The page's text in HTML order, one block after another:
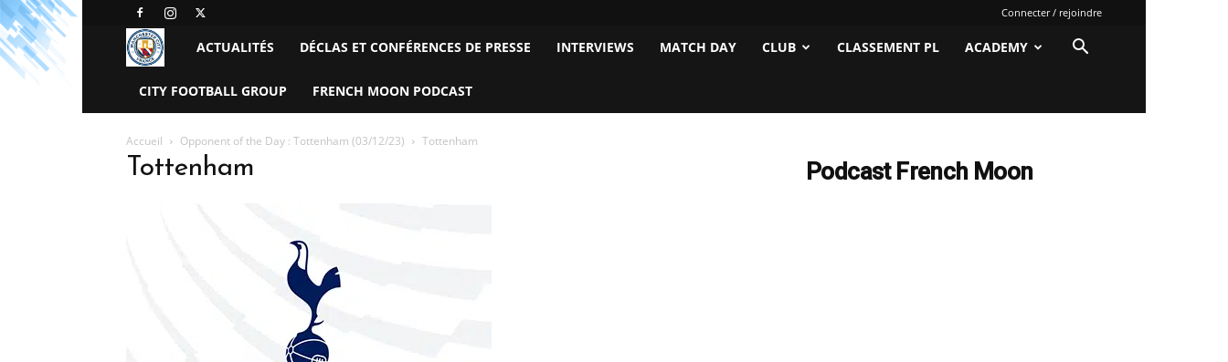
Connecter / rejoindre
Manchester
City
FC
–
ACTUALITÉS DÉCLAS ET CONFÉRENCES DE PRESSE INTERVIEWS MATCH DAY CLUB CLASSEMENT PL ACADEMY
CITY FOOTBALL GROUP FRENCH MOON PODCAST
Accueil Opponent of the Day : Tottenham (03/12/23) Tottenham
Tottenham Podcast French Moon